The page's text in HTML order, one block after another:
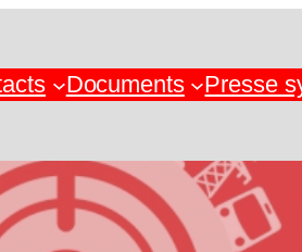
Documents Presse